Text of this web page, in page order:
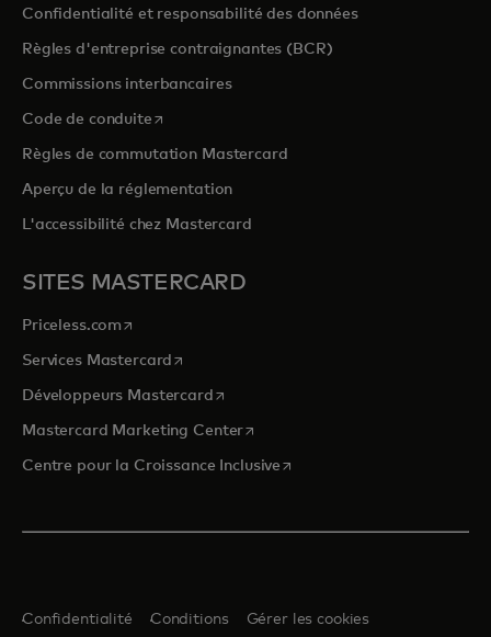
Confidentialité et responsabilité des données
Règles d'entreprise contraignantes (BCR)
Commissions interbancaires
Code de conduites’ouvre dans un nouvel onglet
Règles de commutation Mastercard
Aperçu de la réglementation
L'accessibilité chez Mastercard
SITES MASTERCARD
Priceless.com s’ouvre dans un nouvel onglet
Services Mastercard s’ouvre dans un nouvel onglet
Développeurs Mastercards’ouvre dans un nouvel onglet
Mastercard Marketing Centers’ouvre dans un nouvel onglet
Centre pour la Croissance Inclusive s’ouvre dans un nouvel
Confidentialité Conditions Gérer les cookies